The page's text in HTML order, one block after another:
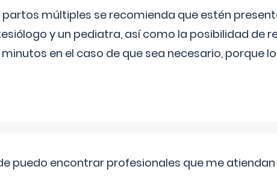
partos múltiples se recomienda que estén
y un pediatra, así como la posibilidad de
minutos en el caso de que sea necesario, porque
puedo encontrar profesionales que me